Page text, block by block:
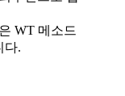
WT 메소드
다.